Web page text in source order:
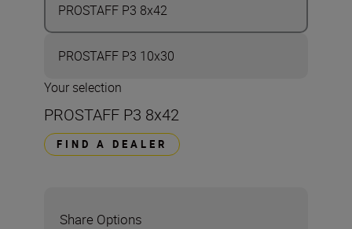
PROSTAFF P3 8x42
PROSTAFF P3 10x30
Your selection
PROSTAFF P3 8x42
FIND A DEALER
Share Options